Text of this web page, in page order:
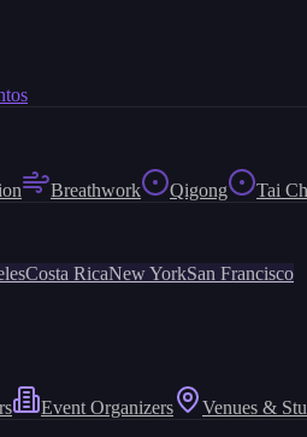
Breathwork Qigong Tai
Costa RicaNew YorkSan Francisco
Event Organizers Venues &